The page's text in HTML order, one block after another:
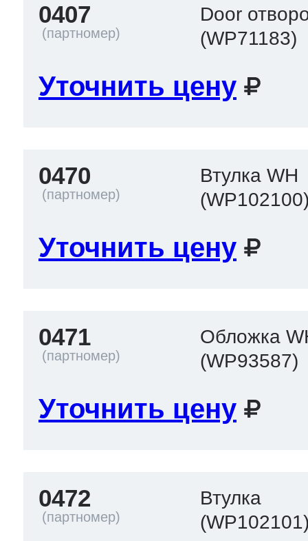
0407
Door
(WP71183)
Уточнить цену
0470
Втулка WH
Уточнить цену
0471
Обложка
(WP93587)
Уточнить цену
0472
Втулка